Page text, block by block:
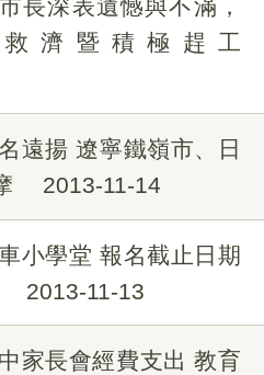
長深表遺憾與不滿，
濟暨積極趕工
遠揚 遼寧鐵嶺市、日
2013-11-14
小學堂 報名截止日期
2013-11-13
家長會經費支出 教育